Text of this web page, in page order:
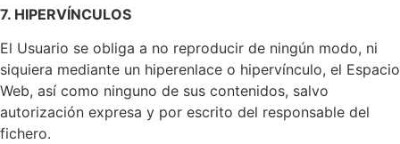
7. HIPERVÍNCULOS
El Usuario se obliga a no reproducir de ningún modo, ni
siquiera mediante un hiperenlace o hipervínculo, el Espacio
Web, así como ninguno de sus contenidos, salvo
autorización expresa y por escrito del responsable del
fichero.